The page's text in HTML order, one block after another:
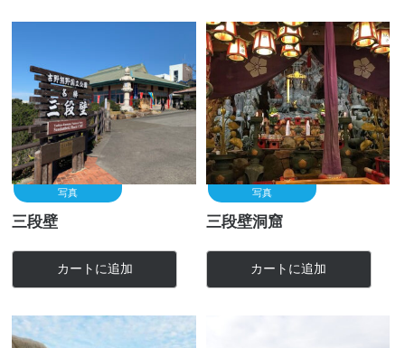
写真
三段壁
カートに追加
写真
三段壁洞窟
カートに追加